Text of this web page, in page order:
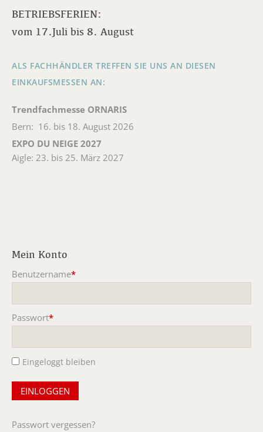
BETRIEBSFERIEN:
vom 17.Juli bis 8. August
ALS FACHHÄNDLER TREFFEN SIE UNS AN DIESEN
EINKAUFSMESSEN AN:
Trendfachmesse ORNARIS
Bern: 16. bis 18. August 2026
EXPO DU NEIGE 2027
Aigle: 23. bis 25. März 2027
Mein Konto
Benutzername*
Passwort*
Eingeloggt bleiben
Passwort vergessen?